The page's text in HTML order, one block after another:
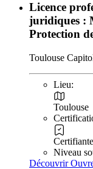
Licence
juridiques :
Protection
Toulouse
Lieu:
Toulouse
Certifiante
Niveau
Découvrir